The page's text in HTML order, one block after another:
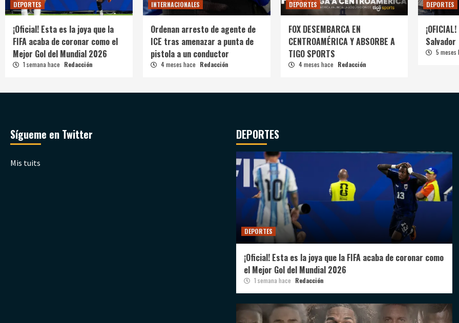
DEPORTES
¡Oficial! Esta es la joya que la
FIFA acaba de coronar como el
Mejor Gol del Mundial 2026
1 semana hace Redacción
INTERNACIONALES
Ordenan arresto de agente de
ICE tras amenazar a punta de
pistola a un conductor
4 meses hace Redacción
DEPORTES
FOX DESEMBARCA EN
CENTROAMÉRICA Y ABSORBE A
TIGO SPORTS
4 meses hace Redacción
DEPORTES
Salvador
5
Sígueme en Twitter
Mis tuits
DEPORTES
DEPORTES
¡Oficial! Esta es la joya que la FIFA acaba de coronar como
el Mejor Gol del Mundial 2026
1 semana hace Redacción